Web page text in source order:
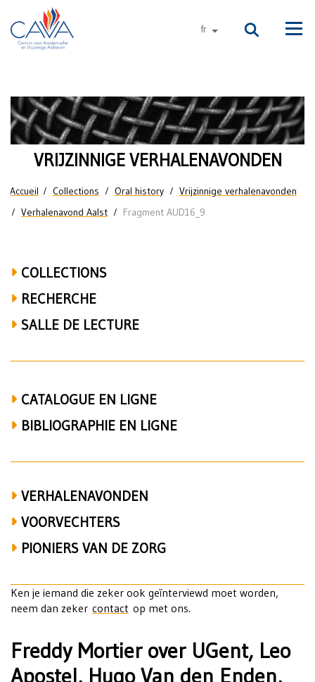
Aller au contenu principal
fr autres langues
Freddy
Mortier
over
UGent,
Leo
Hugo
Van
den
Kruithof
en
vrijzinnigheid
VRIJZINNIGE VERHALENAVONDEN
Vous êtes ici
Accueil Collections Oral history
Vrijzinnige verhalenavonden
Verhalenavond Aalst
Fragment AUD16_9
COLLECTIONS
RECHERCHE
SALLE DE LECTURE
CATALOGUE EN LIGNE
BIBLIOGRAPHIE EN LIGNE
VERHALENAVONDEN
VOORVECHTERS
PIONIERS VAN DE ZORG
Ken je iemand die zeker ook geïnterviewd moet worden,
neem dan zeker contact op met ons.
Freddy Mortier over UGent, Leo
Apostel, Hugo Van den Enden,